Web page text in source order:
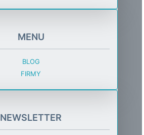
MENU
BLOG
FIRMY
NEWSLETTER